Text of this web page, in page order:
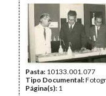
Pasta: 10133.001.077
Tipo Documental:
Página(s): 1